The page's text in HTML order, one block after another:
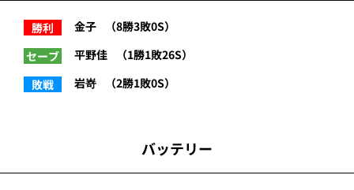
勝利 金子
（8勝3敗0S）
セーブ
平野佳
（1勝1敗26S）
敗戦
岩嵜 （2勝1敗0S）
バッテリー